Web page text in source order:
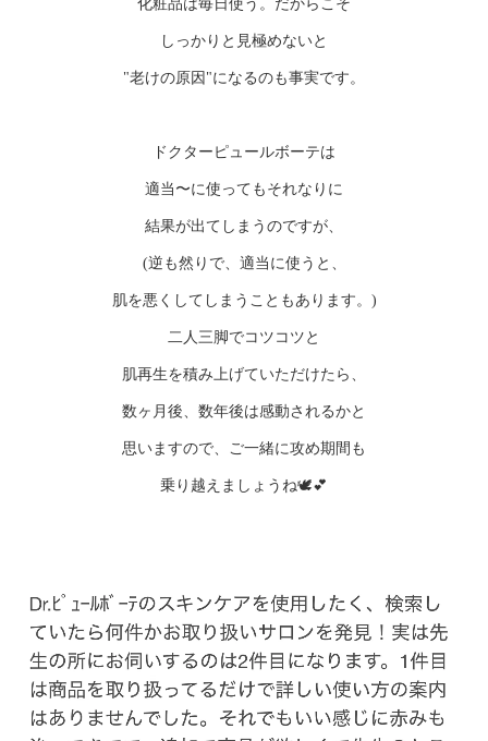
化粧品は毎日使う。だからこそ
しっかりと見極めないと
"老けの原因"になるのも事実です。
ドクターピュールボーテは
適当〜に使ってもそれなりに
結果が出てしまうのですが、
(逆も然りで、適当に使うと、
肌を悪くしてしまうこともあります。)
二人三脚でコツコツと
肌再生を積み上げていただけたら、
数ヶ月後、数年後は感動されるかと
思いますので、ご一緒に攻め期間も
乗り越えましょうね🕊️💕